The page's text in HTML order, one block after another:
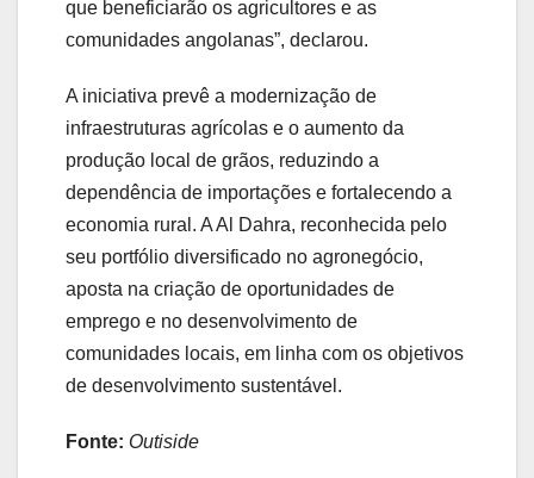
que beneficiarão os agricultores e as
comunidades angolanas”, declarou.
A iniciativa prevê a modernização de
infraestruturas agrícolas e o aumento da
produção local de grãos, reduzindo a
dependência de importações e fortalecendo a
economia rural. A Al Dahra, reconhecida pelo
seu portfólio diversificado no agronegócio,
aposta na criação de oportunidades de
emprego e no desenvolvimento de
comunidades locais, em linha com os objetivos
de desenvolvimento sustentável.
Fonte: Outiside